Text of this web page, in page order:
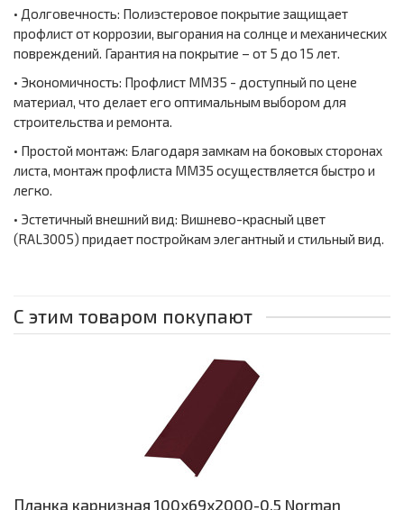
• Долговечность: Полиэстеровое покрытие защищает
профлист от коррозии, выгорания на солнце и механических
повреждений. Гарантия на покрытие – от 5 до 15 лет.
• Экономичность: Профлист ММ35 - доступный по цене
материал, что делает его оптимальным выбором для
строительства и ремонта.
• Простой монтаж: Благодаря замкам на боковых сторонах
листа, монтаж профлиста ММ35 осуществляется быстро и
легко.
• Эстетичный внешний вид: Вишнево-красный цвет
(RAL3005) придает постройкам элегантный и стильный вид.
С этим товаром покупают
Планка карнизная 100х69х2000-0,5 Norman